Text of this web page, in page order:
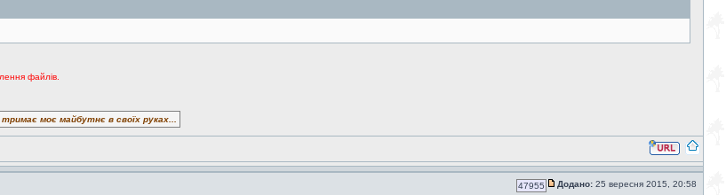
файлів.
моє майбутнє в своїх руках...
47955 Додано: 25 вересня 2015, 20:58